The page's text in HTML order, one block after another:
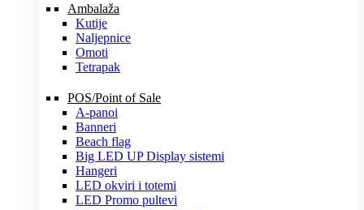
Ambalaža
Kutije
Naljepnice
Omoti
Tetrapak
POS/Point of Sale
A-panoi
Banneri
Beach flag
Big LED UP Display sistemi
Hangeri
LED okviri i totemi
LED Promo pultevi